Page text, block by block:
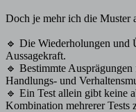
Doch je mehr ich die Muster
🔹 Die Wiederholungen und
Aussagekraft.
🔹 Bestimmte
Handlungs- und
🔹 Ein Test allein gibt keine
Kombination mehrerer Tests